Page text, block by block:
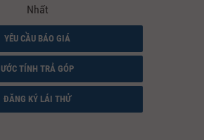
Nhất
YÊU CẦU BÁO GIÁ
ƯỚC TÍNH TRẢ GÓP
ĐĂNG KÝ LÁI THỬ